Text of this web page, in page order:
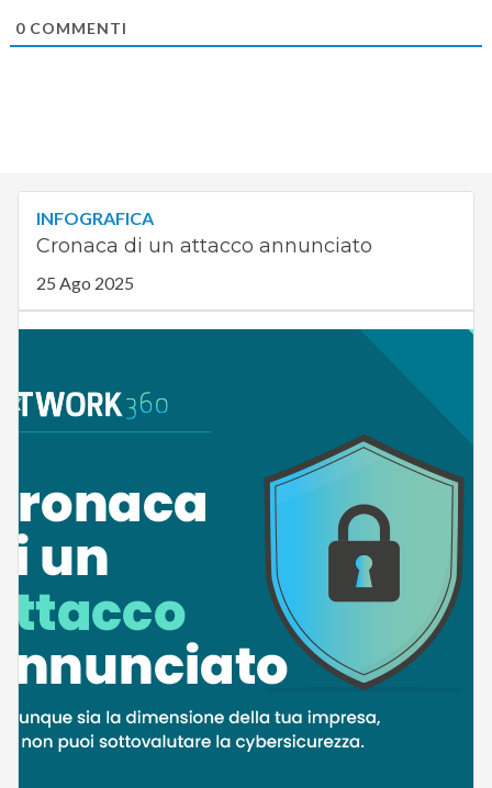
0COMMENTI
INFOGRAFICA
Cronaca di un attacco annunciato
25 Ago 2025